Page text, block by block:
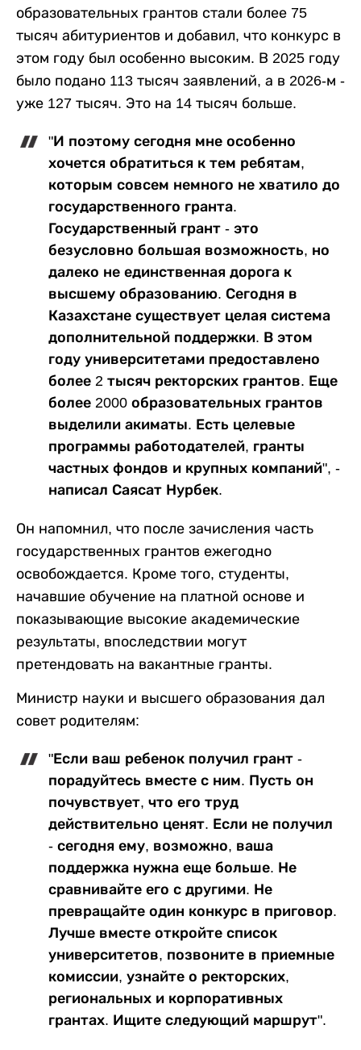
образовательных грантов стали более 75
тысяч абитуриентов и добавил, что конкурс в
этом году был особенно высоким. В 2025 году
было подано 113 тысяч заявлений, а в 2026-м -
уже 127 тысяч. Это на 14 тысяч больше.
"И поэтому сегодня мне особенно
хочется обратиться к тем ребятам,
которым совсем немного не хватило до
государственного гранта.
Государственный грант - это
безусловно большая возможность, но
далеко не единственная дорога к
высшему образованию. Сегодня в
Казахстане существует целая система
дополнительной поддержки. В этом
году университетами предоставлено
более 2 тысяч ректорских грантов. Еще
более 2000 образовательных грантов
выделили акиматы. Есть целевые
программы работодателей, гранты
частных фондов и крупных компаний", -
написал Саясат Нурбек.
Он напомнил, что после зачисления часть
государственных грантов ежегодно
освобождается. Кроме того, студенты,
начавшие обучение на платной основе и
показывающие высокие академические
результаты, впоследствии могут
претендовать на вакантные гранты.
Министр науки и высшего образования дал
совет родителям:
"Если ваш ребенок получил грант -
порадуйтесь вместе с ним. Пусть он
почувствует, что его труд
действительно ценят. Если не получил
- сегодня ему, возможно, ваша
поддержка нужна еще больше. Не
сравнивайте его с другими. Не
превращайте один конкурс в приговор.
Лучше вместе откройте список
университетов, позвоните в приемные
комиссии, узнайте о ректорских,
региональных и корпоративных
грантах. Ищите следующий маршрут".